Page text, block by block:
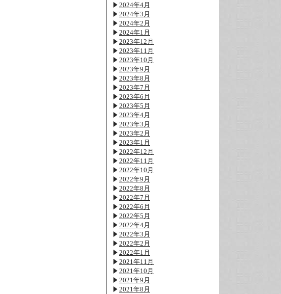
2024年4月
2024年3月
2024年2月
2024年1月
2023年12月
2023年11月
2023年10月
2023年9月
2023年8月
2023年7月
2023年6月
2023年5月
2023年4月
2023年3月
2023年2月
2023年1月
2022年12月
2022年11月
2022年10月
2022年9月
2022年8月
2022年7月
2022年6月
2022年5月
2022年4月
2022年3月
2022年2月
2022年1月
2021年11月
2021年10月
2021年9月
2021年8月